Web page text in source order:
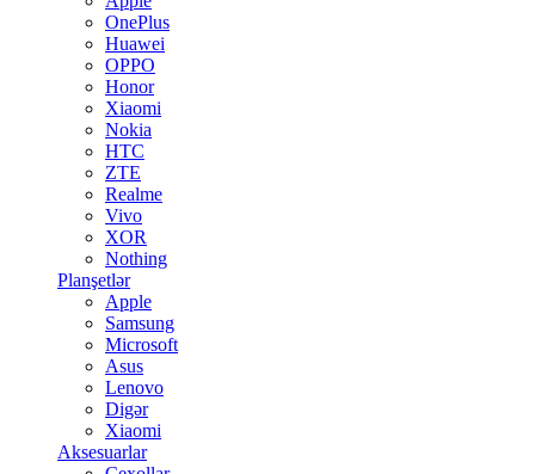
OnePlus
Huawei
OPPO
Honor
Xiaomi
Nokia
HTC
ZTE
Realme
Vivo
XOR
Nothing
Planşetlər
Apple
Samsung
Microsoft
Asus
Lenovo
Digər
Xiaomi
Aksesuarlar